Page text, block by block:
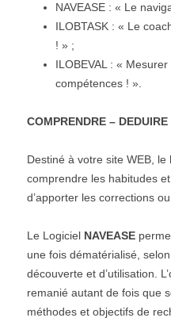
NAVEASE : « Le
ILOBTASK : « Le
! » ;
ILOBEVAL : «
compétences ! ».
COMPRENDRE –
Destiné à votre site WEB, le
comprendre les habitudes
d’apporter les corrections
Le Logiciel NAVEASE
une fois dématérialisé,
découverte et d’utilisation.
remanié autant de fois que
méthodes et objectifs de